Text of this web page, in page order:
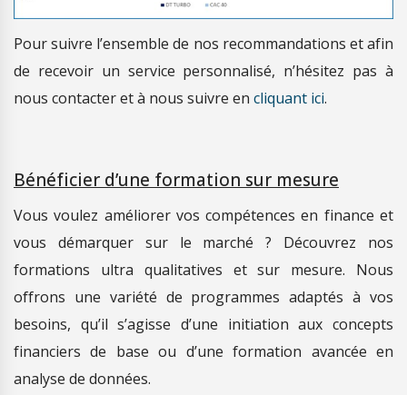
Pour suivre l’ensemble de nos recommandations et afin
de recevoir un service personnalisé, n’hésitez pas à
nous contacter et à nous suivre en cliquant ici.
Bénéficier d’une formation sur mesure
Vous voulez améliorer vos compétences en finance et
vous démarquer sur le marché ? Découvrez nos
formations ultra qualitatives et sur mesure. Nous
offrons une variété de programmes adaptés à vos
besoins, qu’il s’agisse d’une initiation aux concepts
financiers de base ou d’une formation avancée en
analyse de données.